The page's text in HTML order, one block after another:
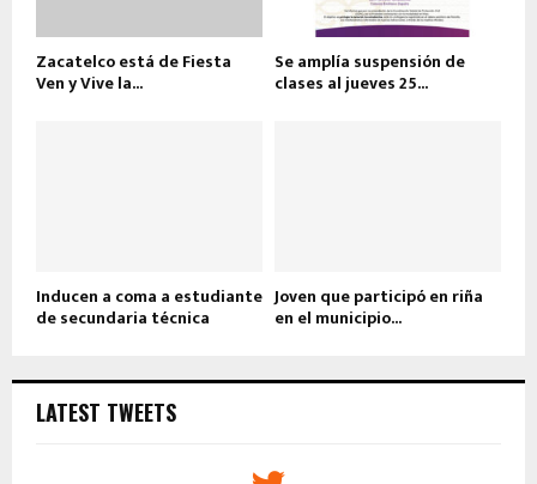
Zacatelco está de Fiesta
Ven y Vive la...
Se amplía suspensión de
clases al jueves 25...
Inducen a coma a estudiante
de secundaria técnica
Joven que participó en riña
en el municipio...
LATEST TWEETS